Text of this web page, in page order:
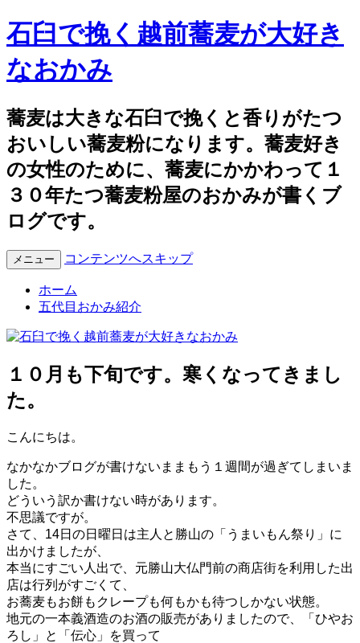
石臼で挽く越前蕎麦が大好き
なおかみ
蕎麦は大きな石臼で挽くと香りがたつ
おいしい蕎麦粉になります。蕎麦好き
の女性のために、蕎麦にかかわって１
３０年たつ蕎麦粉屋のおかみが書くブ
ログです。
メニュー コンテンツへスキップ
ホーム
五代目おかみ紹介
１０月も下旬です。寒くなってきまし
た。
こんにちは。
なかなかブログが書けないままもう１週間が過ぎてしまいま
した。
どういう訳か書けない時があります。
不思議ですが。
さて、14日の日曜日は主人と勝山の「うまいもん祭り」に
出かけましたが、
本当にすごい人出で、元勝山大仏門前の商店街を利用した出
店は行列がすごくて、
お蕎麦もお餅もクレープも何もかも待つしかない状態。
地元の一本義酒造のお酒の販売がありましたので、「ひやお
ろし」と「伝心」を買って